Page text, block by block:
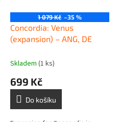
1 079 Kč –35 %
Concordia: Venus
(expansion) – ANG, DE
Skladem (1 ks)
699 Kč
Do košíku